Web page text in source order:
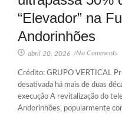
“Elevador” na
Andorinhões
abril 20, 2026 /No Comments
Crédito: GRUPO VERTICAL
desativada há mais de duas
execução A revitalização do
Andorinhões, popularmente